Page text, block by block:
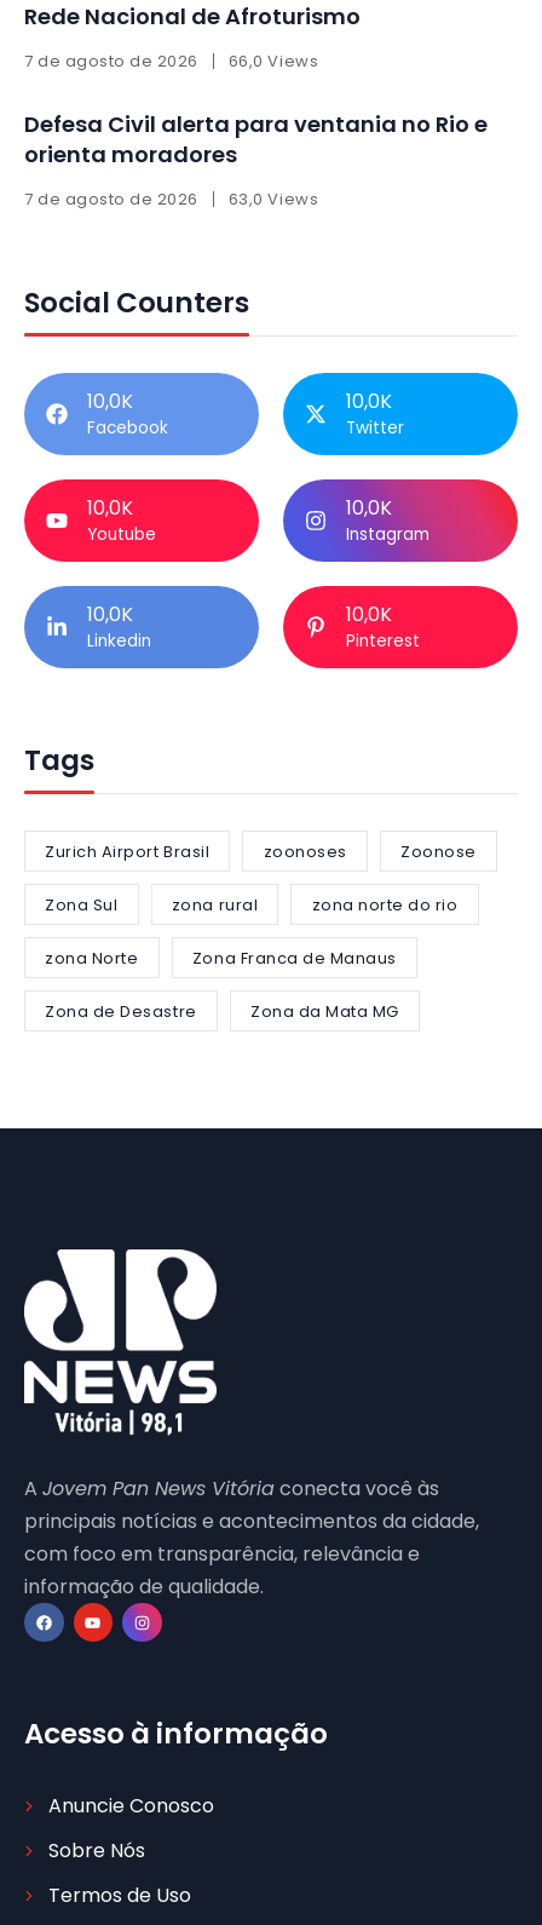
Rede Nacional de Afroturismo
7 de agosto de 2026 66,0 Views
Defesa Civil alerta para ventania no Rio e
orienta moradores
7 de agosto de 2026 63,0 Views
Social Counters
10,0K
Facebook
10,0K
Twitter
10,0K
Youtube
10,0K
Instagram
10,0K
Linkedin
10,0K
Pinterest
Tags
Zurich Airport Brasil zoonoses Zoonose
Zona Sul zona rural zona norte do rio
zona Norte Zona Franca de Manaus
Zona de Desastre Zona da Mata MG
A Jovem Pan News Vitóriaconecta você às
principais notícias e acontecimentos da cidade,
com foco em transparência, relevância e
informação de qualidade.
Acesso à informação
Anuncie Conosco
Sobre Nós
Termos de Uso